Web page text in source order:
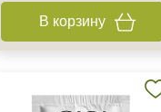
В корзину